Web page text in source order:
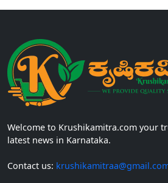
Welcome to Krushikamitra.com your
latest news in Karnataka.
Contact us: